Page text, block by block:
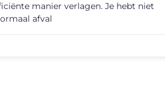
manier verlagen. Je hebt niet
afval